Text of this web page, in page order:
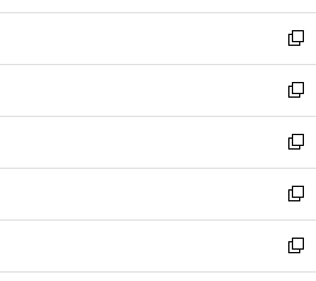
開
く
ウ
で
開
く
ン
ド
ウ
で
開
く
新
し
い
ウ
ィ
ン
ド
ウ
で
開
新
し
い
ウ
ィ
ン
ド
ウ
新
し
い
ウ
ィ
ン
新
し
い
ウ
新
し